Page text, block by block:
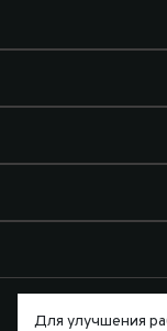
Для улучшения